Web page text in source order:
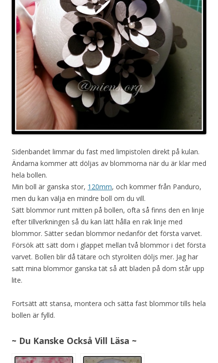
Sidenbandet limmar du fast med limpistolen direkt på kulan.
Ändarna kommer att döljas av blommorna när du är klar med
hela bollen.
Min boll är ganska stor, 120mm, och kommer från Panduro,
men du kan välja en mindre boll om du vill.
Sätt blommor runt mitten på bollen, ofta så finns den en linje
efter tillverkningen så du kan lätt hålla en rak linje med
blommor. Sätter sedan blommor nedanför det första varvet.
Försök att sätt dom i glappet mellan två blommor i det första
varvet. Bollen blir då tätare och styroliten döljs mer. Jag har
satt mina blommor ganska tät så att bladen på dom står upp
lite.
Fortsätt att stansa, montera och sätta fast blommor tills hela
bollen är fylld.
~ Du Kanske Också Vill Läsa ~